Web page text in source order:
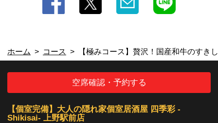
ホーム コース 【極みコース】贅沢！国産和牛のす
空席確認・予約する
【個室完備】大人の隠れ家個室居酒屋 四季彩 -
Shikisai- 上野駅前店